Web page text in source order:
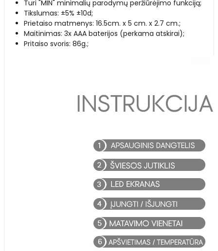
Turi "MIN" minimalių parodymų peržiūrėjimo funkciją;
Tikslumas: ±5% ±10d;
Prietaiso matmenys: 16.5cm. x 5 cm. x 2.7 cm.;
Maitinimas: 3x AAA baterijos (perkama atskirai);
Pritaiso svoris: 86g.;